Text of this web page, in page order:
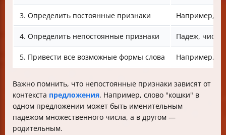
3. Определить постоянные признаки Например, у
4. Определить непостоянные признаки Падеж, число,
5. Привести все возможные формы слова Например,
Важно помнить, что непостоянные признаки зависят от
контекста предложения. Например, слово "кошки" в
одном предложении может быть именительным
падежом множественного числа, а в другом —
родительным.